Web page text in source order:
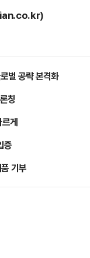
벌 공략 본격화
칭
게
증
기부